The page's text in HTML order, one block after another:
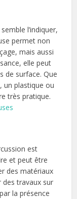
l’indiquer,
permet non
mais aussi
elle peut
de surface. Que
un plastique ou
très pratique.
est
et peut être
des matériaux
des travaux sur
la présence